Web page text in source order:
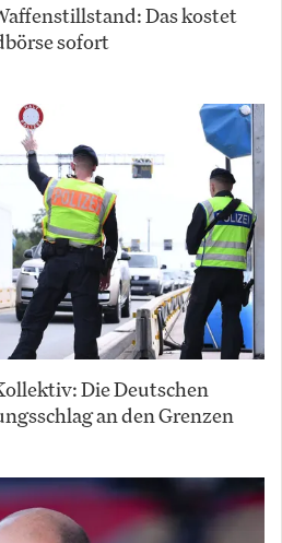
Das kostet
sofort
Die Deutschen
an den Grenzen